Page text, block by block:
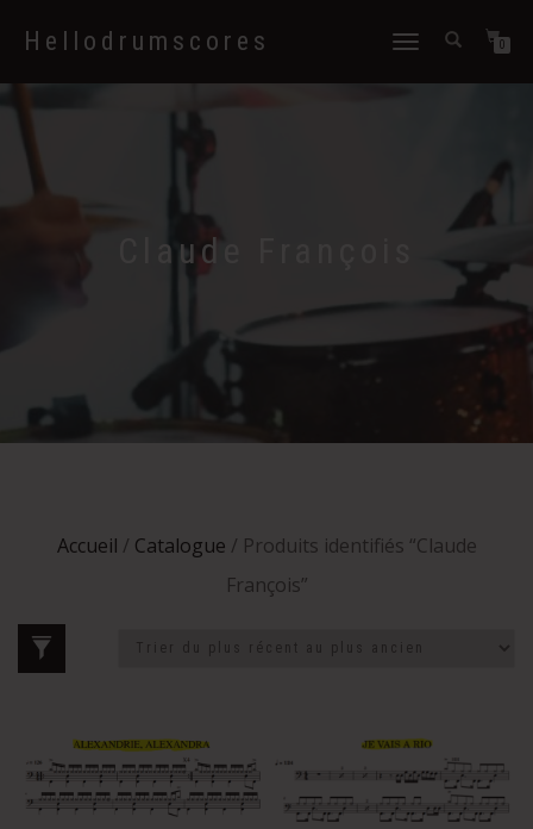
Hellodrumscores
Déplier
navigation
0
Claude François
Accueil / Catalogue / Produits identifiés “Claude
François”